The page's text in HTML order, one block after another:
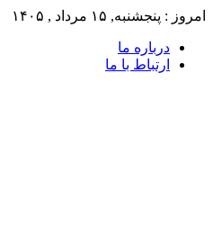
امروز : پنجشنبه, ۱۵ مرداد , ۱۴۰۵
درباره ما
ارتباط با ما